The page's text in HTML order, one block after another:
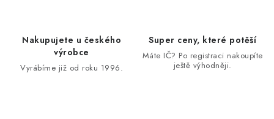
Nakupujete u českého
výrobce
Vyrábíme již od roku 1996.
Super ceny, které potěší
Máte IČ? Po registraci nakoupíte
ještě výhodněji.